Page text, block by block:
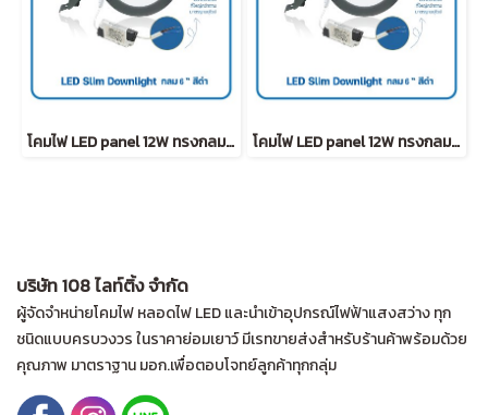
โคมไฟ LED panel 12W ทรงกลม ฝังฝ้า ขอบดำ Daylight (6 นิ้ว) โคมไฟ LED panel 12W ทรงกลม ฝังฝ้า ขอบดำ Warmwhite (6 นิ้ว)
บริษัท 108 ไลท์ติ้ง จำกัด
ผู้จัดจำหน่ายโคมไฟ หลอดไฟ LED และนำเข้าอุปกรณ์ไฟฟ้าแสงสว่าง ทุก
ชนิดแบบครบวงวร ในราคาย่อมเยาว์ มีเรทขายส่งสำหรับร้านค้าพร้อมด้วย
คุณภาพ มาตราฐาน มอก.เพื่อตอบโจทย์ลูกค้าทุกกลุ่ม